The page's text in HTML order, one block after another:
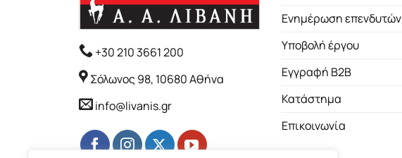
+30 210 3661 200
Σόλωνος 98, 10680 Αθήνα
info@livanis.gr
Ενημέρωση επενδυτών
Υποβολή έργου
Εγγραφή B2B
Κατάστημα
Επικοινωνία